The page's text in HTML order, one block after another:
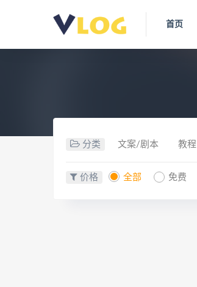
首页
分类 文案/剧本 教程
价格 全部 免费